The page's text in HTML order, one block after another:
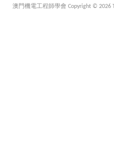
澳門機電工程師學會 Copyright © 2026